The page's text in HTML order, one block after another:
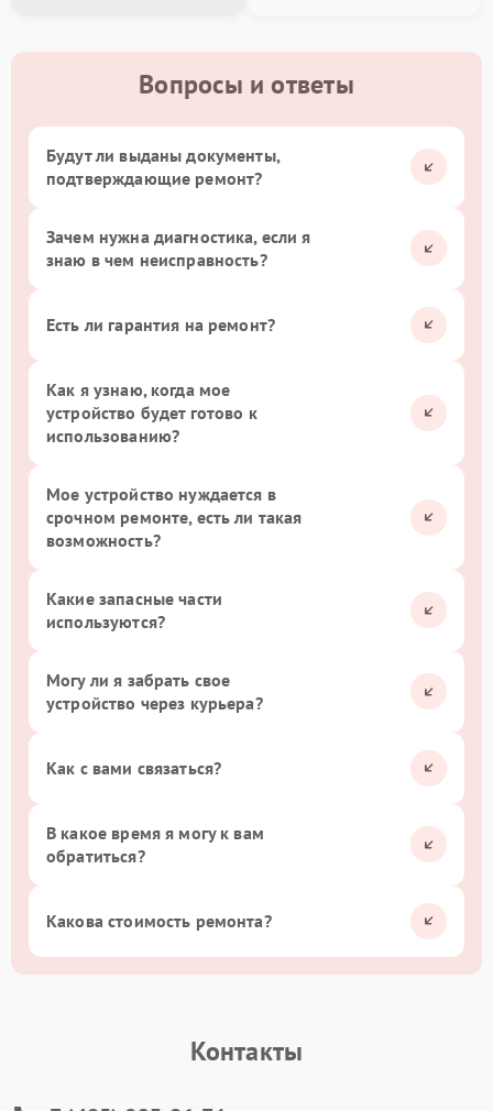
Вопросы и ответы
Будут ли выданы документы,
подтверждающие ремонт?
Зачем нужна диагностика, если я
знаю в чем неисправность?
Есть ли гарантия на ремонт?
Как я узнаю, когда мое
устройство будет готово к
использованию?
Мое устройство нуждается в
срочном ремонте, есть ли такая
возможность?
Какие запасные части
используются?
Могу ли я забрать свое
устройство через курьера?
Как с вами связаться?
В какое время я могу к вам
обратиться?
Какова стоимость ремонта?
Контакты